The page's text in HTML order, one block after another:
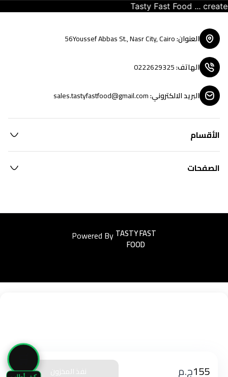
155ج.م نفذ المخزون
Tasty Fast Food ... create your
العنوان:
56Youssef Abbas St., Nasr City, Cairo
الهاتف:
0222629325
البريد الالكتروني:
sales.tastyfastfood@gmail.com
الأقسام
الصفحات
Powered ByEasyorders